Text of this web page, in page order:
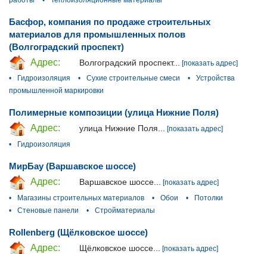
Басфор, компания по продаже строительных
материалов для промышленных полов
(Волгоградский проспект)
Адрес:
Волгоградский проспект...
[показать адрес]
•
Гидроизоляция • Сухие строительные смеси •
Устройства
промышленной маркировки
Полимерные композиции (улица Нижние Поля)
Адрес:
улица Нижние Поля... [показать адрес]
•
Гидроизоляция
МирБау (Варшавское шоссе)
Адрес:
Варшавское шоссе... [показать адрес]
•
Магазины строительных материалов • Обои •
Потолки
•
Стеновые панели • Стройматериалы
Rollenberg (Щёлковское шоссе)
Адрес:
Щёлковское шоссе...
[показать адрес]